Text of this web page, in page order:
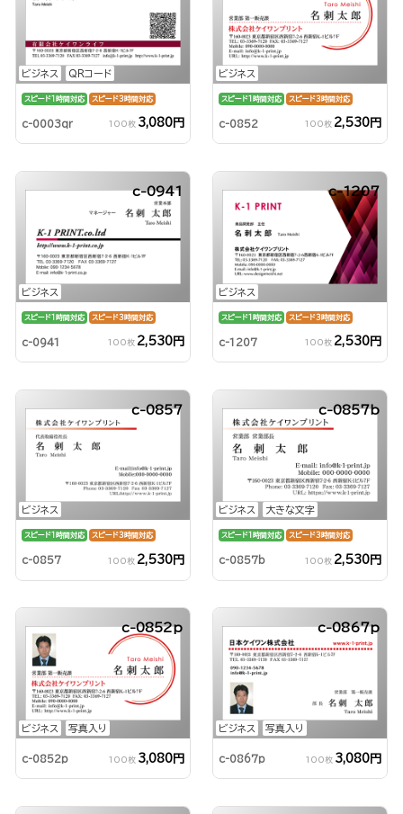
ビジネス QRコード
スピード1時間対応 スピード3時間対応
c-0003qr 100枚 3,080円
ビジネス
スピード1時間対応 スピード3時間対応
c-0852 100枚 2,530円
ビジネス
c-0941
スピード1時間対応 スピード3時間対応
c-0941 100枚 2,530円
ビジネス
c-1207
スピード1時間対応 スピード3時間対応
c-1207 100枚 2,530円
ビジネス
c-0857
スピード1時間対応 スピード3時間対応
c-0857 100枚 2,530円
ビジネス 大きな文字
c-0857b
スピード1時間対応 スピード3時間対応
c-0857b 100枚 2,530円
ビジネス 写真入り
c-0852p
c-0852p 100枚 3,080円
ビジネス 写真入り
c-0867p
c-0867p 100枚 3,080円